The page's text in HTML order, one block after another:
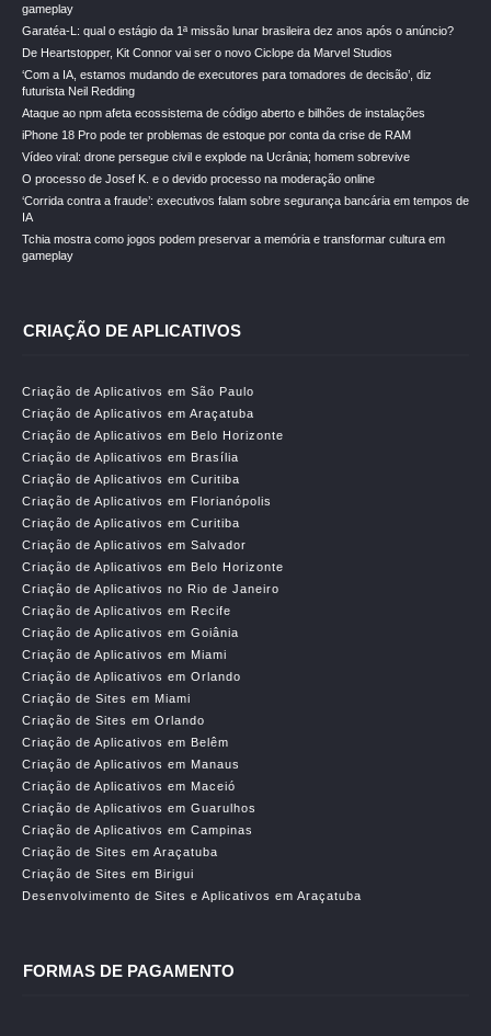
gameplay
Garatéa-L: qual o estágio da 1ª missão lunar brasileira dez anos após o anúncio?
De Heartstopper, Kit Connor vai ser o novo Ciclope da Marvel Studios
‘Com a IA, estamos mudando de executores para tomadores de decisão’, diz
futurista Neil Redding
Ataque ao npm afeta ecossistema de código aberto e bilhões de instalações
iPhone 18 Pro pode ter problemas de estoque por conta da crise de RAM
Vídeo viral: drone persegue civil e explode na Ucrânia; homem sobrevive
O processo de Josef K. e o devido processo na moderação online
‘Corrida contra a fraude’: executivos falam sobre segurança bancária em tempos de
IA
Tchia mostra como jogos podem preservar a memória e transformar cultura em
gameplay
CRIAÇÃO DE APLICATIVOS
Criação de Aplicativos em São Paulo
Criação de Aplicativos em Araçatuba
Criação de Aplicativos em Belo Horizonte
Criação de Aplicativos em Brasília
Criação de Aplicativos em Curitiba
Criação de Aplicativos em Florianópolis
Criação de Aplicativos em Curitiba
Criação de Aplicativos em Salvador
Criação de Aplicativos em Belo Horizonte
Criação de Aplicativos no Rio de Janeiro
Criação de Aplicativos em Recife
Criação de Aplicativos em Goiânia
Criação de Aplicativos em Miami
Criação de Aplicativos em Orlando
Criação de Sites em Miami
Criação de Sites em Orlando
Criação de Aplicativos em Belêm
Criação de Aplicativos em Manaus
Criação de Aplicativos em Maceió
Criação de Aplicativos em Guarulhos
Criação de Aplicativos em Campinas
Criação de Sites em Araçatuba
Criação de Sites em Birigui
Desenvolvimento de Sites e Aplicativos em Araçatuba
FORMAS DE PAGAMENTO